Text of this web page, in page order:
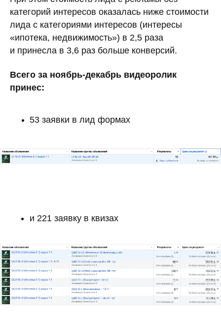
категорий интересов оказалась ниже стоимости
лида с категориями интересов (интересы
«ипотека, недвижимость») в 2,5 раза
и принесла в 3,6 раз больше конверсий.
Всего за ноябрь-декабрь видеоролик
принес:
53 заявки в лид формах
и 221 заявку в квизах